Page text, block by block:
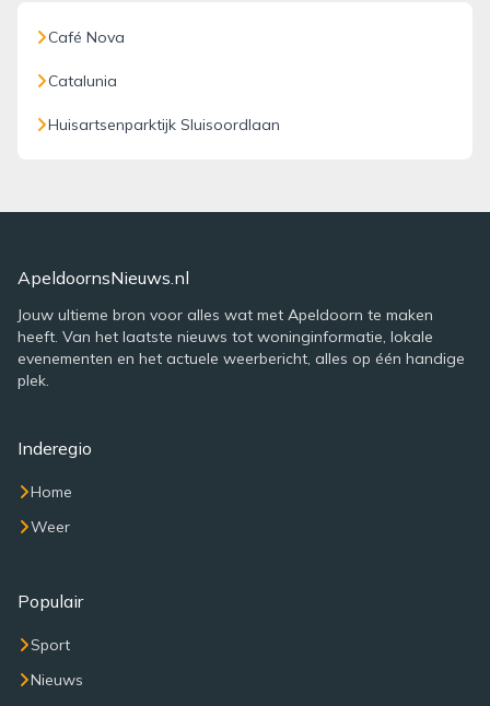
Café Nova
Catalunia
Huisartsenparktijk Sluisoordlaan
ApeldoornsNieuws.nl
Jouw ultieme bron voor alles wat met Apeldoorn te maken
heeft. Van het laatste nieuws tot woninginformatie, lokale
evenementen en het actuele weerbericht, alles op één handige
plek.
Inderegio
Home
Weer
Populair
Sport
Nieuws